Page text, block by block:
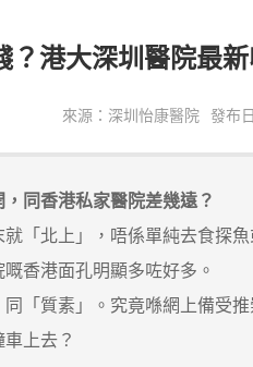
？港大深圳醫院最
來源：深圳怡康醫院 發布
同香港私家醫院差幾遠？
北上」，唔係單純去食探
香港面孔明顯多咗好多。
質素」。究竟喺網上備受
上去？